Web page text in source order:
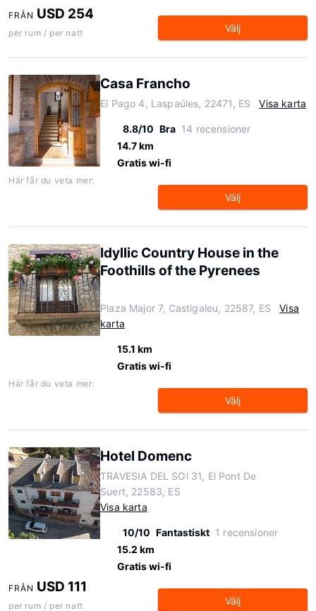
FRÅN USD 254
per rum / per natt Välj
Casa Francho
El Pago 4, Laspaúles, 22471, ES Visa karta
8.8/10 Bra 14 recensioner
14.7 km
Gratis wi-fi
Här får du veta mer:
Välj
Idyllic Country House in the
Foothills of the Pyrenees
Plaza Major 7, Castigaleu, 22587, ES
Visa
karta
15.1 km
Gratis wi-fi
Här får du veta mer:
Välj
Hotel Domenc
TRAVESIA DEL SOl 31, El Pont De
Suert, 22583, ES
Visa karta
10/10 Fantastiskt 1 recensioner
15.2 km
Gratis wi-fi
FRÅN USD 111
per rum / per natt Välj